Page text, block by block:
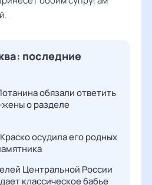
последние
обязали ответить
жены о разделе
осудила его родных
Центральной России
классическое бабье